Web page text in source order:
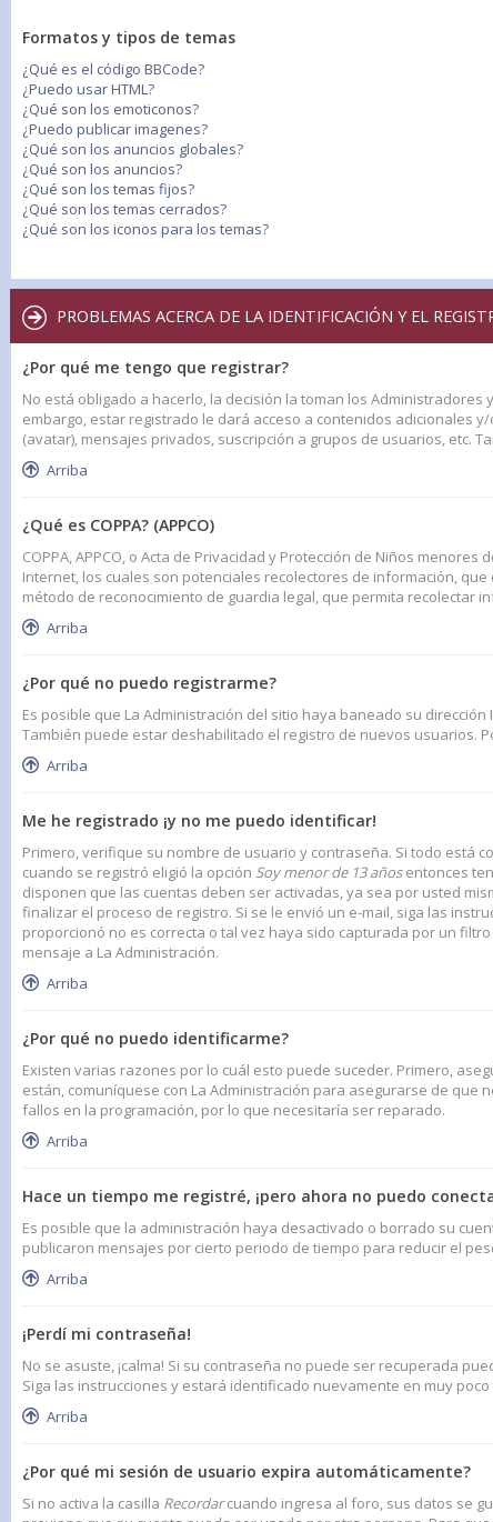
Formatos y tipos de temas
¿Qué es el código BBCode?
¿Puedo usar HTML?
¿Qué son los emoticonos?
¿Puedo publicar imagenes?
¿Qué son los anuncios globales?
¿Qué son los anuncios?
¿Qué son los temas fijos?
¿Qué son los temas cerrados?
¿Qué son los iconos para los temas?
PROBLEMAS ACERCA DE LA IDENTIFICACIÓN Y EL
¿Por qué me tengo que registrar?
No está obligado a hacerlo, la decisión la toman los
embargo, estar registrado le dará acceso a contenidos adicionales
(avatar), mensajes privados, suscripción a grupos de usuarios, etc.
Arriba
¿Qué es COPPA? (APPCO)
COPPA, APPCO, o Acta de Privacidad y Protección de Niños
Internet, los cuales son potenciales recolectores de información,
método de reconocimiento de guardia legal, que permita recolectar
Arriba
¿Por qué no puedo registrarme?
Es posible que La Administración del sitio haya baneado su
También puede estar deshabilitado el registro de nuevos usuarios.
Arriba
Me he registrado ¡y no me puedo identificar!
Primero, verifique su nombre de usuario y contraseña. Si todo está
cuando se registró eligió la opción Soy menor de 13 añosentonces
disponen que las cuentas deben ser activadas, ya sea por usted
finalizar el proceso de registro. Si se le envió un e-mail, siga las
proporcionó no es correcta o tal vez haya sido capturada por un
mensaje a La Administración.
Arriba
¿Por qué no puedo identificarme?
Existen varias razones por lo cuál esto puede suceder. Primero,
están, comuníquese con La Administración para asegurarse de
fallos en la programación, por lo que necesitaría ser reparado.
Arriba
Hace un tiempo me registré, ¡pero ahora no puedo
Es posible que la administración haya desactivado o borrado su
publicaron mensajes por cierto periodo de tiempo para reducir el
Arriba
¡Perdí mi contraseña!
No se asuste, ¡calma! Si su contraseña no puede ser recuperada
Siga las instrucciones y estará identificado nuevamente en muy poco
Arriba
¿Por qué mi sesión de usuario expira automáticamente?
Si no activa la casilla Recordarcuando ingresa al foro, sus datos se